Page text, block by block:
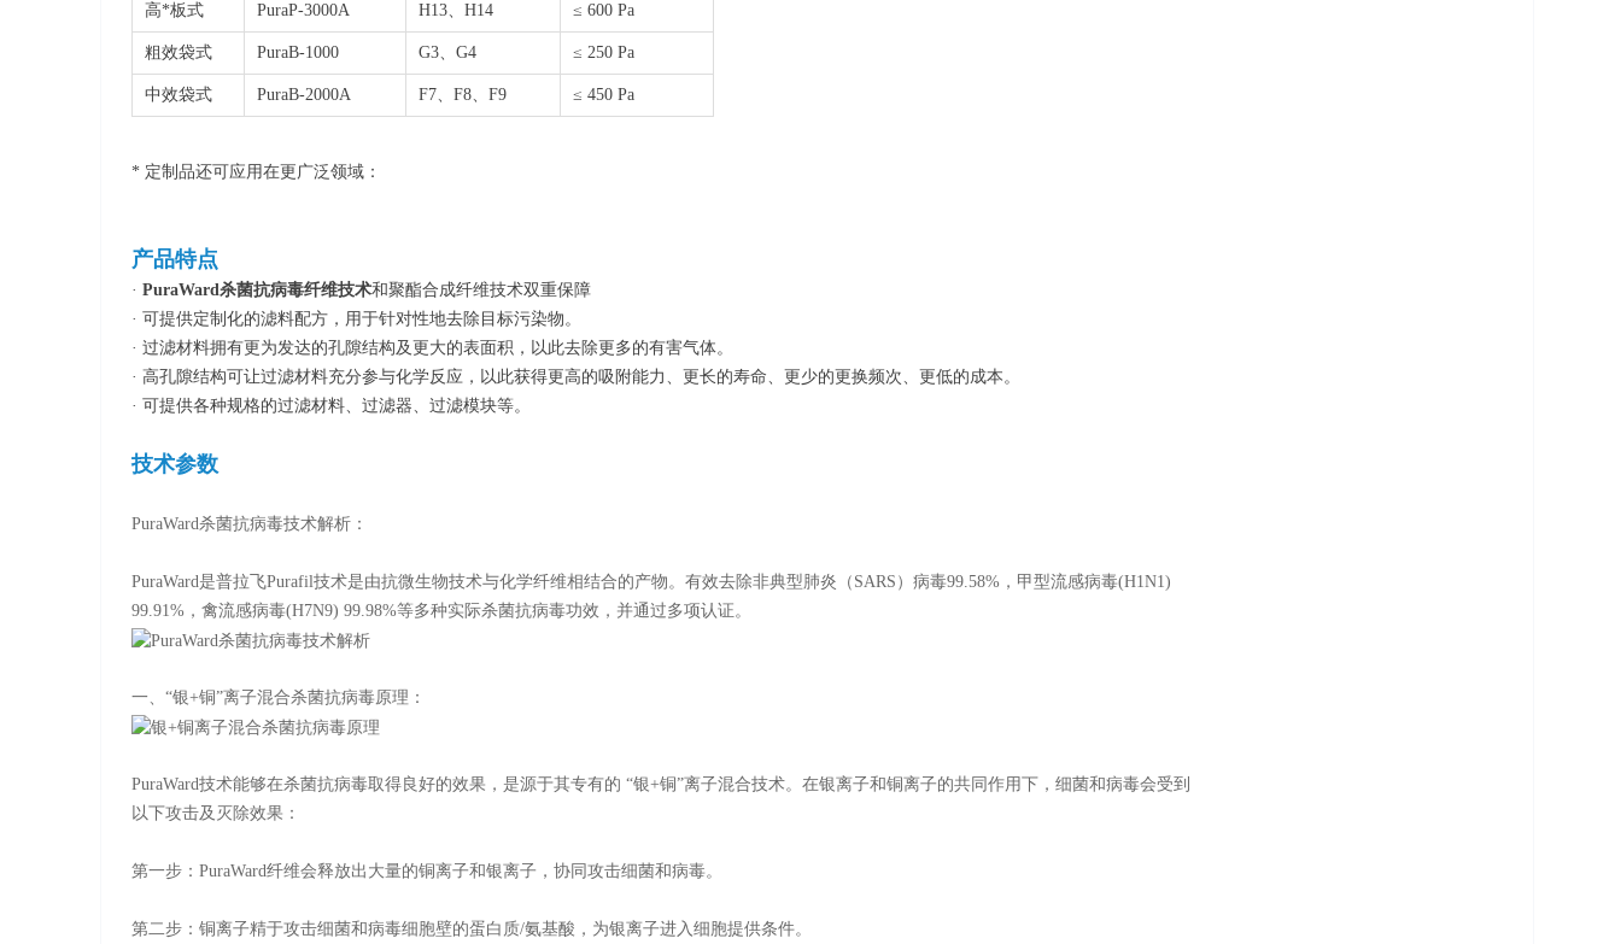
高*板式 PuraP-3000A H13、H14 ≤ 600 Pa
粗效袋式 PuraB-1000 G3、G4 ≤ 250 Pa
中效袋式 PuraB-2000A F7、F8、F9 ≤ 450 Pa
* 定制品还可应用在更广泛领域：
产品特点
· PuraWard杀菌抗病毒纤维技术和聚酯合成纤维技术双重保障
· 可提供定制化的滤料配方，用于针对性地去除目标污染物。
· 过滤材料拥有更为发达的孔隙结构及更大的表面积，以此去除更多的有害气体。
· 高孔隙结构可让过滤材料充分参与化学反应，以此获得更高的吸附能力、更长的寿命、更少的更换频次、更低的成本。
· 可提供各种规格的过滤材料、过滤器、过滤模块等。
技术参数
PuraWard杀菌抗病毒技术解析：
PuraWard是普拉飞Purafil技术是由抗微生物技术与化学纤维相结合的产物。有效去除非典型肺炎（SARS）病毒99.58%，甲型流感病毒(H1N1)
99.91%，禽流感病毒(H7N9) 99.98%等多种实际杀菌抗病毒功效，并通过多项认证。
一、“银+铜”离子混合杀菌抗病毒原理：
PuraWard技术能够在杀菌抗病毒取得良好的效果，是源于其专有的 “银+铜”离子混合技术。在银离子和铜离子的共同作用下，细菌和病毒会受到
以下攻击及灭除效果：
第一步：PuraWard纤维会释放出大量的铜离子和银离子，协同攻击细菌和病毒。
第二步：铜离子精于攻击细菌和病毒细胞壁的蛋白质/氨基酸，为银离子进入细胞提供条件。